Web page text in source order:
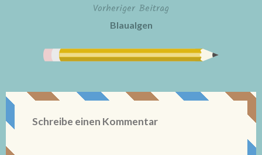
BeitragsnavigationVorheriger Beitrag
Blaualgen
Schreibe einen Kommentar